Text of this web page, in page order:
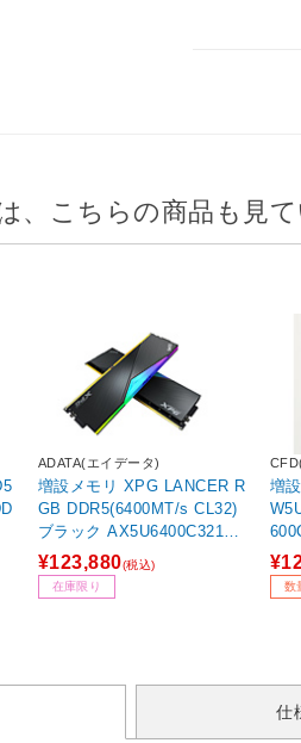
、こちらの商品も見て
ADATA(エイデータ)
増設メモリ XPG LANCER R
GB DDR5(6400MT/s CL32)
ブラック AX5U6400C3216G
-DCLARBK-I ［DIMM DDR5
/16GB /2枚］
¥123,880(税込)
在庫限り
増
1】
数
仕